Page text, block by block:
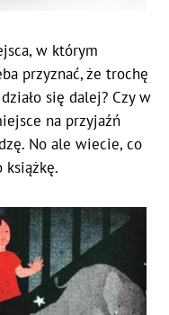
w którym
przyznać, że trochę
się dalej? Czy w
na przyjaźń
No ale wiecie, co
książkę.